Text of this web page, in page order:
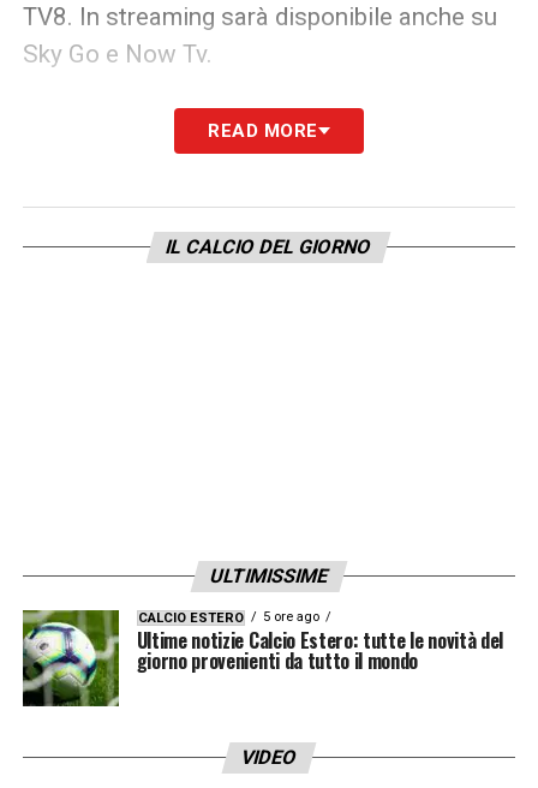
TV8. In streaming sarà disponibile anche su
Sky Go e Now Tv.
LA PLAYLIST DELLE NOSTRE TOP NEWS
READ MORE
IL CALCIO DEL GIORNO
ULTIMISSIME
CALCIO ESTERO 5 ore ago
Ultime notizie Calcio Estero: tutte le novità del
giorno provenienti da tutto il mondo
VIDEO